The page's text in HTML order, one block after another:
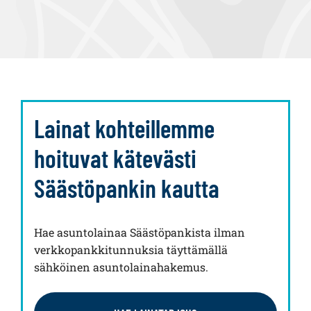
Lainat kohteillemme
hoituvat kätevästi
Säästöpankin kautta
Hae asuntolainaa Säästöpankista ilman
verkkopankkitunnuksia täyttämällä
sähköinen asuntolainahakemus.